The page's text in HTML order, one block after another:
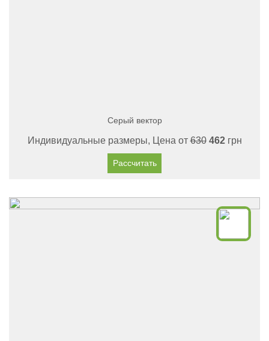
Серый вектор
Индивидуальные размеры, Цена от630 462грн
Рассчитать